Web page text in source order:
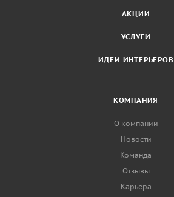
АКЦИИ
УСЛУГИ
ИДЕИ ИНТЕРЬЕРОВ
КОМПАНИЯ
О компании
Новости
Команда
Отзывы
Карьера